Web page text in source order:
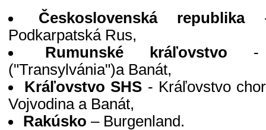
Československá republika-
Podkarpatská Rus,
Rumunské kráľovstvo -
("Transylvánia")a Banát,
Kráľovstvo SHS - Kráľovstvo
Vojvodina a Banát,
Rakúsko – Burgenland.